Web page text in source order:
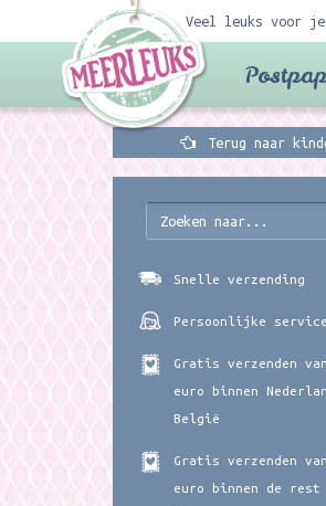
Veel leuks voor
Terug naar
Snelle verzending
Persoonlijke service
Gratis verzenden
euro binnen
België
Gratis verzenden
euro binnen de rest